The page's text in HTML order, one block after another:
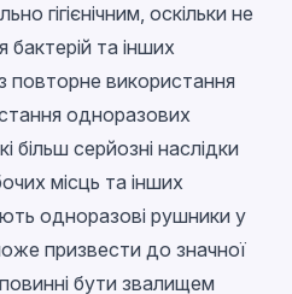
гігієнічним, оскільки не
та інших
повторне використання
одноразових
більш серйозні наслідки
місць та інших
одноразові рушники у
призвести до значної
повинні бути звалищем